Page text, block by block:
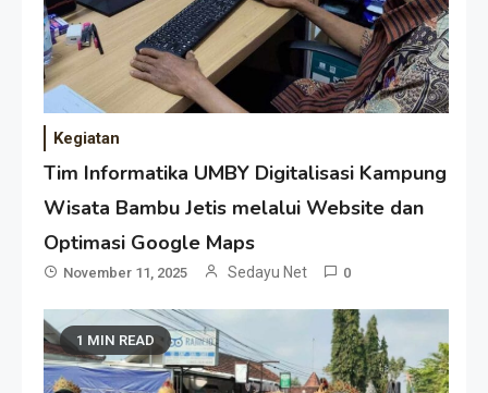
Kegiatan
Tim Informatika UMBY Digitalisasi Kampung
Wisata Bambu Jetis melalui Website dan
Optimasi Google Maps
November 11, 2025 Sedayu Net 0
1 MIN READ